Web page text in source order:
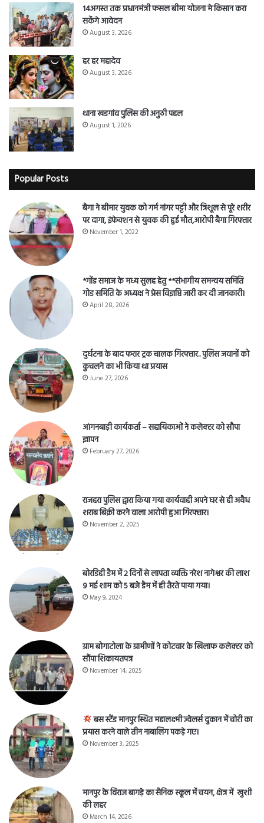
14अगस्त तक प्रधानमंत्री फसल बीमा योजना मे किसान करा
सकेंगे आवेदन
August 3, 2026
हर हर महादेव
August 3, 2026
थाना खडगांव पुलिस की अनुठी पहल
August 1, 2026
Popular Posts
बैगा ने बीमार युवक को गर्म नांगर पट्टी और त्रिशूल से पूरे शरीर
पर दागा, इंफेक्शन से युवक की हुई मौत,आरोपी बैगा गिरफ्तार
November 1, 2022
*गोंड समाज के मध्य सुलह हेतु **संभागीय समन्वय समिति
गोड समिति के अध्यक्ष ने प्रेस विज्ञप्ति जारी कर दी जानकारी।
April 28, 2026
दुर्घटना के बाद फरार ट्रक चालक गिरफ्तार.. पुलिस जवानों को
कुचलने का भी किया था प्रयास
June 27, 2026
आंगनबाड़ी कार्यकर्ता – सहायिकाओं नेे कलेक्टर को सौपा
ज्ञापन
February 27, 2026
राजहरा पुलिस द्वारा किया गया कार्यवाही अपने घर से ही अवैध
शराब बिक्री करने वाला आरोपी हुआ गिरफ्तार।
November 2, 2025
बोरडिही डैम में 2 दिनों से लापता व्यक्ति नरेश नागेश्वर की लाश
9 मई शाम को 5 बजे डैम में ही तैरते पाया गया।
May 9, 2024
ग्राम बोगाटोला के ग्रामीणों ने कोटवार के खिलाफ कलेक्टर को
सौंपा शिकायतपत्र
November 14, 2025
बस स्टैंड मानपुर स्थित महालक्ष्मी ज्वेलर्स दुकान में चोरी का
प्रयास करने वाले तीन नाबालिग पकड़े गए।
November 3, 2025
मानपुर के विराज बागड़े का सैनिक स्कूल में चयन, क्षेत्र में खुशी
की लहर
March 14, 2026